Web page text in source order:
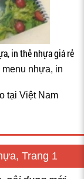
in thẻ nhựa giá rẻ
nhựa, in
tại Việt Nam
Trang 1